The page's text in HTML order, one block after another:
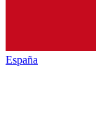
España